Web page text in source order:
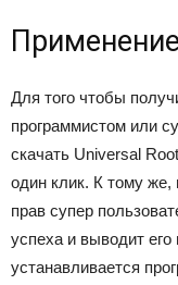
Применение
Для того чтобы
программистом или
скачать Universal
один клик. К тому же,
прав супер
успеха и выводит
устанавливается